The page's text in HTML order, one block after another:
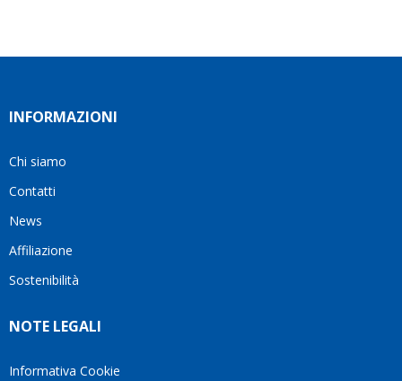
INFORMAZIONI
Chi siamo
Contatti
News
Affiliazione
Sostenibilità
NOTE LEGALI
Informativa Cookie